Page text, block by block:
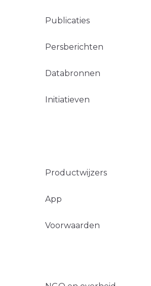
Publicaties
Persberichten
Databronnen
Initiatieven
Productwijzers
App
Voorwaarden